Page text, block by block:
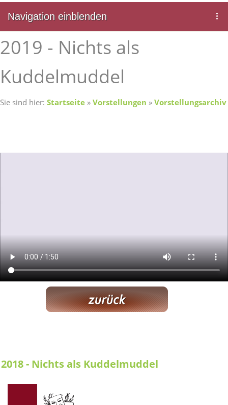
Navigation einblenden
2019 - Nichts als
Kuddelmuddel
Sie sind hier: Startseite » Vorstellungen » Vorstellungsarchiv
2018 - Nichts als Kuddelmuddel